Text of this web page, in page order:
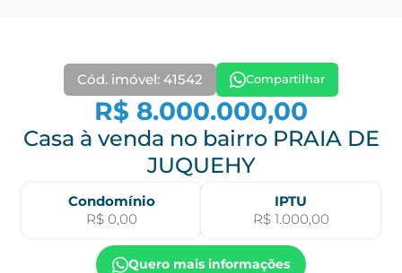
Cód. imóvel: 41542 Compartilhar
R$ 8.000.000,00
Casa à venda no bairro PRAIA DE
JUQUEHY
Condomínio
R$ 0,00
IPTU
R$ 1.000,00
Quero mais informações